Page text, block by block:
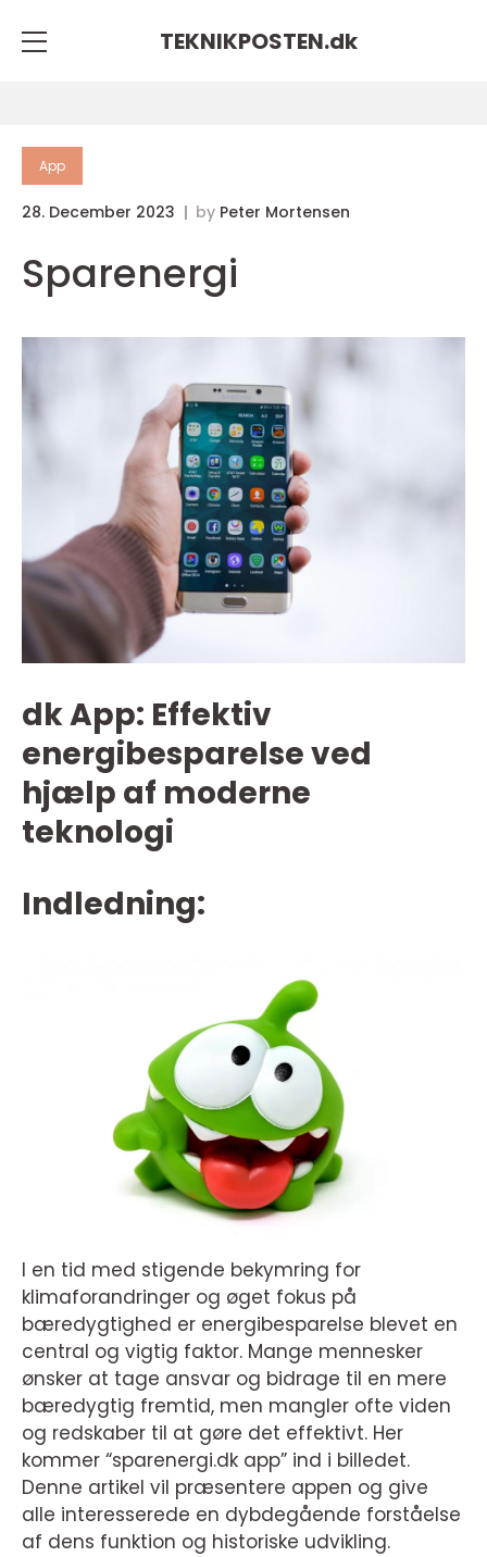
TEKNIKPOSTEN.dk
App
28. December 2023 by Peter Mortensen
Sparenergi
dk App: Effektiv
energibesparelse ved
hjælp af moderne
teknologi
Indledning:
I en tid med stigende bekymring for
klimaforandringer og øget fokus på
bæredygtighed er energibesparelse blevet en
central og vigtig faktor. Mange mennesker
ønsker at tage ansvar og bidrage til en mere
bæredygtig fremtid, men mangler ofte viden
og redskaber til at gøre det effektivt. Her
kommer “sparenergi.dk app” ind i billedet.
Denne artikel vil præsentere appen og give
alle interesserede en dybdegående forståelse
af dens funktion og historiske udvikling.